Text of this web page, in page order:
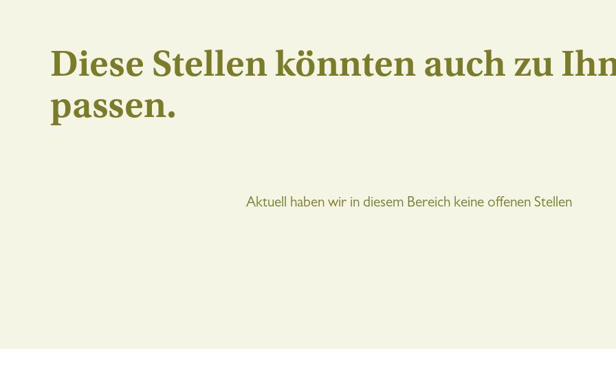
Diese Stellen könnten auch zu
passen.
Aktuell haben wir in diesem Bereich keine offenen Stellen